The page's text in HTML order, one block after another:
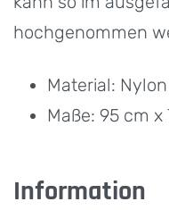
hochgenommen
Material:
Maße: 95 cm x
Information